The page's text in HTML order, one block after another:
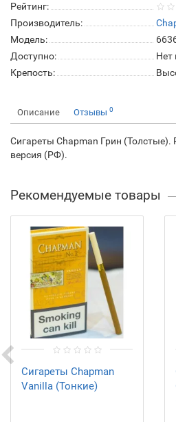
Рейтинг:
Производитель:
Модель:
Доступно:
Нет
Крепость:
Описание Отзывы 0
Сигареты Chapman Грин (Толстые).
версия (РФ).
Рекомендуемые товары
Сигареты Chapman
Vanilla (Тонкие)